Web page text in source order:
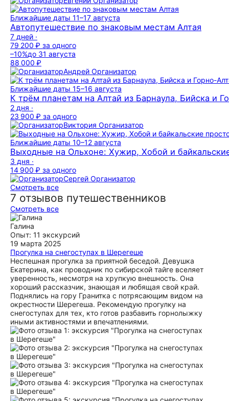
Ближайшие даты 11–17 августа
Автопутешествие по знаковым местам Алтая
7 дней ·
79 200 ₽ за одного
–10%до 31 августа
88 000 ₽
Андрей Организатор
Ближайшие даты 15–16 августа
К трём планетам на Алтай из Барнаула, Бийска и
2 дня ·
23 900 ₽ за одного
Виктория Организатор
Ближайшие даты 10–12 августа
Выходные на Ольхоне: Хужир, Хобой и
3 дня ·
14 900 ₽ за одного
Сергей Организатор
Смотреть все
7 отзывов путешественников
Смотреть все
Галина
Опыт: 11 экскурсий
19 марта 2025
Прогулка на снегоступах в Шерегеше
Неспешная прогулка за приятной беседой. Девушка
Екатерина, как проводник по сибирской тайге вселяет
уверенность, несмотря на хрупкую внешность. Она
хороший рассказчик, знающая и любящая свой край.
Поднялись на гору Гранитка с потрясающим видом на
окрестности Шерегеша. Рекомендую прогулку на
снегоступах для тех, кто готов разбавить горнолыжку
иными активностями и впечатлениями.